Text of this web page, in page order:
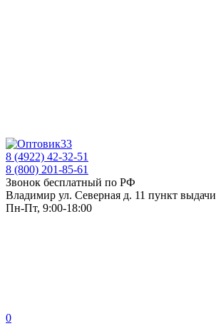
8 (4922) 42-32-51
8 (800) 201-85-61
Звонок бесплатный по РФ
Владимир ул. Северная д. 11 пункт выдачи
Пн-Пт, 9:00-18:00
0